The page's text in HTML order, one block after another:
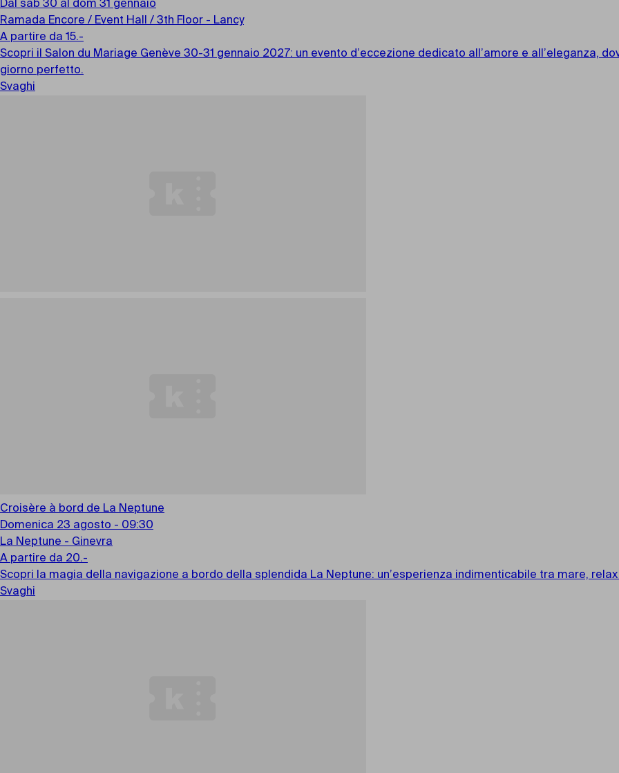
Dal sab 30 al dom 31 gennaio
Ramada Encore / Event Hall / 3th Floor - Lancy
A partire da 15.-
Scopri il Salon du Mariage Genève 30-31 gennaio 2027: un evento d’eccezione dedicato all’amore e all’eleganza,
giorno perfetto.
Svaghi
Croisère à bord de La Neptune
Domenica 23 agosto - 09:30
La Neptune - Ginevra
A partire da 20.-
Scopri la magia della navigazione a bordo della splendida La Neptune: un’esperienza indimenticabile tra mare,
Svaghi